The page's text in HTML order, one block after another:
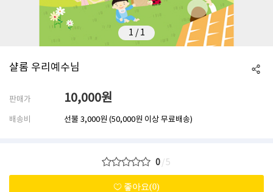
1 / 1
샬롬 우리예수님
판매가 10,000원
배송비 선불 3,000원 (50,000원 이상 무료배송)
0/5
좋아요(0)